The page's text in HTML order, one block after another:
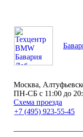
Москва,
ПН-СБ с 11:00 до
Схема проезда
+7 (495) 923-55-45